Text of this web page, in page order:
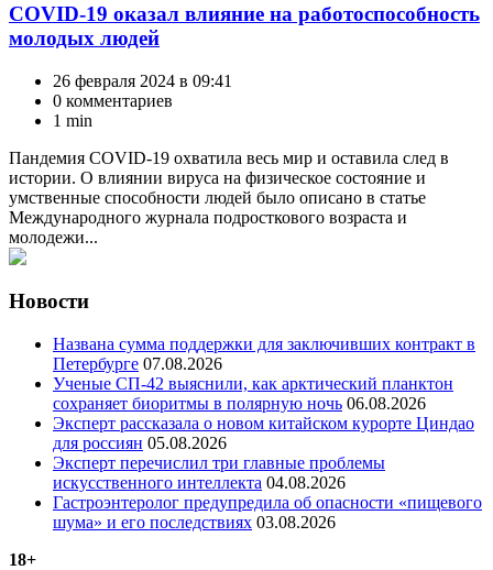
COVID-19 оказал влияние на работоспособность
молодых людей
26 февраля 2024 в 09:41
0 комментариев
1 min
Пандемия COVID-19 охватила весь мир и оставила след в
истории. О влиянии вируса на физическое состояние и
умственные способности людей было описано в статье
Международного журнала подросткового возраста и
молодежи...
Новости
Названа сумма поддержки для заключивших контракт в
Петербурге 07.08.2026
Ученые СП-42 выяснили, как арктический планктон
сохраняет биоритмы в полярную ночь 06.08.2026
Эксперт рассказала о новом китайском курорте Циндао
для россиян 05.08.2026
Эксперт перечислил три главные проблемы
искусственного интеллекта 04.08.2026
Гастроэнтеролог предупредила об опасности «пищевого
шума» и его последствиях 03.08.2026
18+